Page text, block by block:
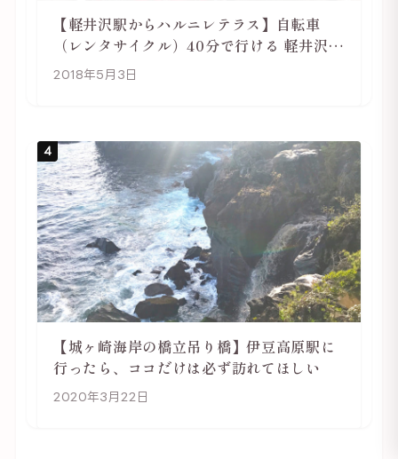
【軽井沢駅からハルニレテラス】自転車
（レンタサイクル）40分で行ける 軽井沢旅
行は自転車利用がおススメ
2018年5月3日
4
【城ヶ崎海岸の橋立吊り橋】伊豆高原駅に
行ったら、ココだけは必ず訪れてほしい
2020年3月22日